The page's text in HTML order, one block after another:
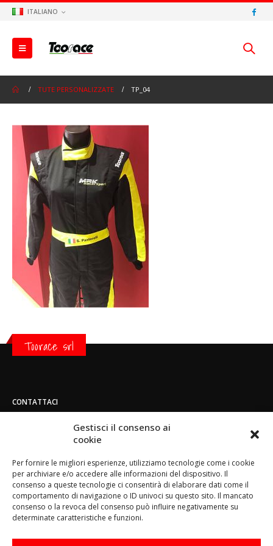
Gestisci il consenso ai
cookie
Per fornire le migliori esperienze, utilizziamo tecnologie come i cookie
per archiviare e/o accedere alle informazioni del dispositivo. Il
consenso a queste tecnologie ci consentirà di elaborare dati come il
comportamento di navigazione o ID univoci su questo sito. Il mancato
consenso o la revoca del consenso può influire negativamente su
determinate caratteristiche e funzioni.
ITALIANO
TUTE PERSONALIZZATE TP_04
Toorace srl
CONTATTACI
Strada di San Mauro 236/B - 10156 - Torino
(+39) 011.800.49.59
Email:
info@toorace.it
Orario di lavoro: